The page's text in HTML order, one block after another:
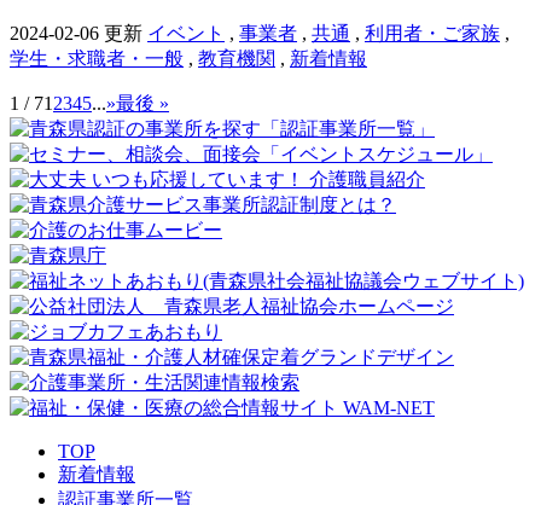
2024-02-06 更新 イベント , 事業者 , 共通 , 利用者・ご家族 ,
学生・求職者・一般 , 教育機関 , 新着情報
1 / 71 2345...»最後 »
TOP
新着情報
認証事業所一覧